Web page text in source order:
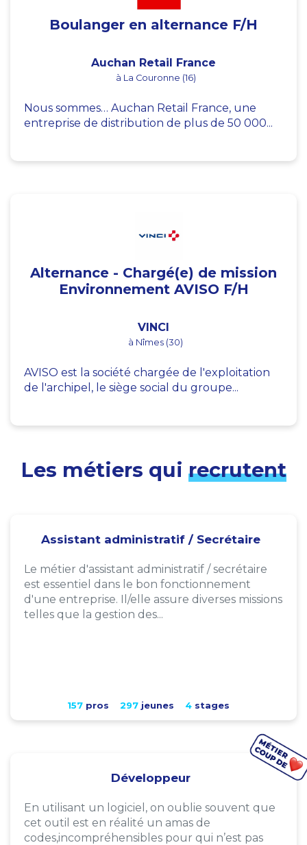
Boulanger en alternance F/H
Auchan Retail France
à La Couronne (16)
Nous sommes… Auchan Retail France, une
entreprise de distribution de plus de 50 000...
Alternance - Chargé(e) de mission
Environnement AVISO F/H
VINCI
à Nîmes (30)
AVISO est la société chargée de l'exploitation
de l'archipel, le siège social du groupe...
Les métiers qui recrutent
Assistant administratif / Secrétaire
Le métier d'assistant administratif / secrétaire
est essentiel dans le bon fonctionnement
d'une entreprise. Il/elle assure diverses missions
telles que la gestion des...
157pros 297jeunes 4stages
Développeur
En utilisant un logiciel, on oublie souvent que
cet outil est en réalité un amas de
codes,incompréhensibles pour qui n’est pas